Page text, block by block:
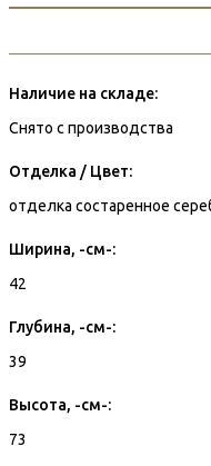
Наличие на складе:
Снято с производства
Отделка / Цвет:
отделка состаренное
Ширина, -см-:
42
Глубина, -см-:
39
Высота, -см-:
73